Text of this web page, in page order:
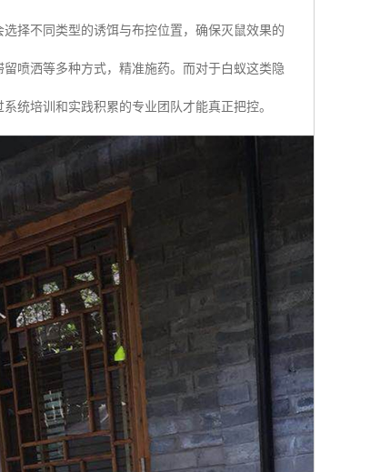
择不同类型的诱饵与布控位置，确保灭鼠效果的
喷洒等多种方式，精准施药。而对于白蚁这类隐
统培训和实践积累的专业团队才能真正把控。